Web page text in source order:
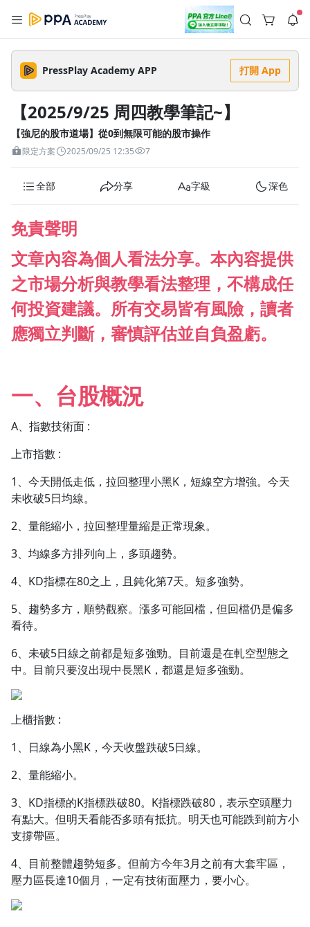
註冊領取 上千元優惠券！
公告
🌞 PPA 避暑津貼．冷氣房升級｜期間快閃活動
2% 點數回饋！🚀 酷暑來襲．偷偷在冷氣房升級 📈⭐️ 【冷氣房
進修 限時開跑】◾單筆滿 NT$2,500 現折 NT$300◾活動期間：
即日起 - 8/13（只有一週）-📣 酷暑季好康 \ 再加碼 /→ 點數回饋
無上限🔥購買任一課程 or 訂閱✅ 消費即享回饋 1% 點數✅ 滿
$5,000 回饋 2% 點數🎁 此為 PPA 官方帳號 Line@ 專屬活動，加
3 天前
查看全部
PressPlay Academy APP 打開 App
【2025/9/25 周四教學筆記~】
【強尼的股市道場】從0到無限可能的股市操作
限定方案 2025/09/25 12:35 7
全部 分享 字級 深色
免責聲明
文章內容為個人看法分享。本內容提供
之市場分析與教學看法整理，不構成任
何投資建議。所有交易皆有風險，讀者
應獨立判斷，審慎評估並自負盈虧。
一、台股概況
A、指數技術面 :
上市指數 :
1、今天開低走低，拉回整理小黑K，短線空方增強。今天
未收破5日均線。
2、量能縮小，拉回整理量縮是正常現象。
3、均線多方排列向上，多頭趨勢。
4、KD指標在80之上，且鈍化第7天。短多強勢。
5、趨勢多方，順勢觀察。漲多可能回檔，但回檔仍是偏多
看待。
6、未破5日線之前都是短多強勁。目前還是在軋空型態之
中。目前只要沒出現中長黑K，都還是短多強勁。
上櫃指數 :
1、日線為小黑K，今天收盤跌破5日線。
2、量能縮小。
3、KD指標的K指標跌破80。K指標跌破80，表示空頭壓力
有點大。但明天看能否多頭有抵抗。明天也可能跌到前方小
支撐帶區。
4、目前整體趨勢短多。但前方今年3月之前有大套牢區，
壓力區長達10個月，一定有技術面壓力，要小心。
--:-- --:--
播放速度
1.5x
1.25x
1.0x
追蹤列表 播放清單
去逛逛
返回播放器